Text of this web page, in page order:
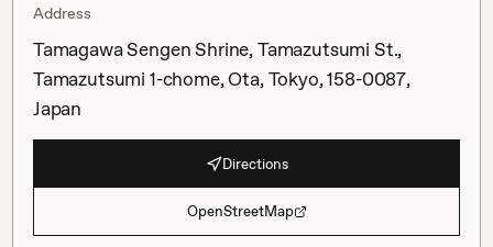
Address
Tamagawa Sengen Shrine, Tamazutsumi St.,
Tamazutsumi 1-chome, Ota, Tokyo, 158-0087,
Japan
Directions
OpenStreetMap